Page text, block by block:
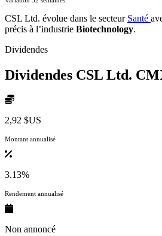
CSL Ltd. évolue dans le secteur Santé
précis à l’industrie Biotechnology.
Dividendes
Dividendes CSL Ltd.
2,92 $US
Montant annualisé
3.13%
Rendement annualisé
Non annoncé